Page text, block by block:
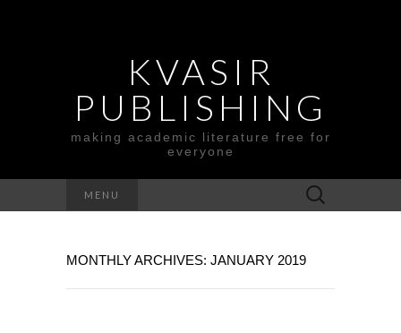
KVASIR
PUBLISHING
making academic literature free for
everyone
MENU
Search
for:
MONTHLY ARCHIVES: JANUARY 2019